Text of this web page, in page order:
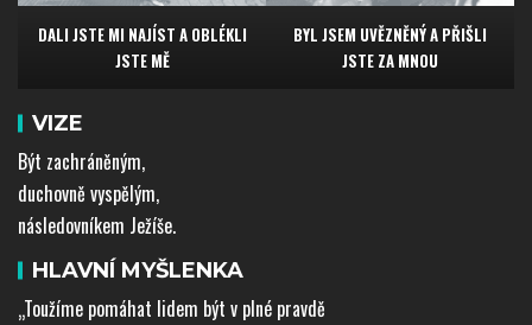
DALI JSTE MI NAJÍST A OBLÉKLI
JSTE MĚ
BYL JSEM UVĚZNĚNÝA PŘIŠLI
JSTE ZA MNOU
VIZE
Být zachráněným,
duchovně vyspělým,
následovníkem Ježíše.
HLAVNÍ MYŠLENKA
„Toužíme pomáhat lidem být v plné pravdě